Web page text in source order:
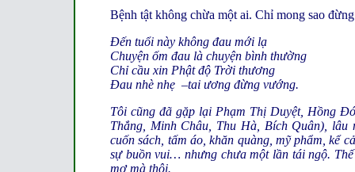
Bệnh tật không chừa một ai. Chỉ mong sao
Đến tuổi này không đau mới lạ
Chuyện ốm đau là chuyện bình thường
Chỉ cầu xin Phật độ Trời thương
Đau nhè nhẹ –tai ương đừng vướng.
Tôi cũng đã gặp lại Phạm Thị Duyệt, Hồng
Thắng, Minh Châu, Thu Hà, Bích Quân),
cuốn sách, tấm áo, khăn quàng, mỹ phẩm, kể
sự buồn vui… nhưng chưa một lần tái ngộ.
mơ mà thôi.